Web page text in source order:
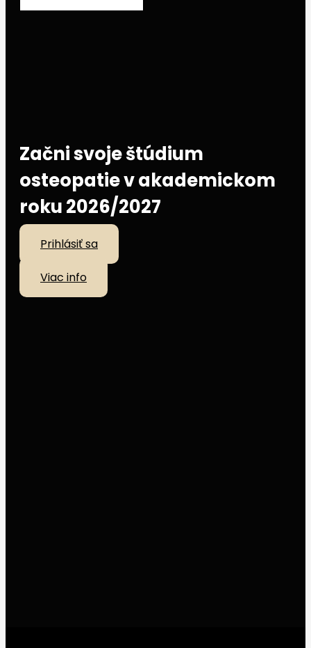
Začni svoje štúdium
osteopatie v akademickom
roku 2026/2027
Prihlásiť sa
Viac info